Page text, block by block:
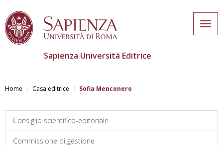
contenuto
Sapienza Università Editrice
Home Casa editrice Sofia Menconero
Consiglio scientifico-editoriale
Commissione di gestione